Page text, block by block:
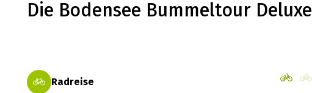
Die Bodensee Bummeltour Deluxe
Radreise